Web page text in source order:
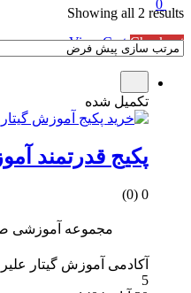
0
Subtotal
View CartCheckout
Showing all 2 results
تکمیل شده
پکیج قدرتمند
0 (0)
مجموعه آموزشی
آکادمی آموزش گیتار
5